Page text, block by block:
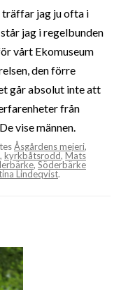
träffar jag ju ofta i
jag i regelbunden
vårt Ekomuseum
den förre
går absolut inte att
från
vise männen.
Åsgårdens mejeri,
, kyrkbåtsrodd, Mats
, Söderbärke
Lindeqvist.